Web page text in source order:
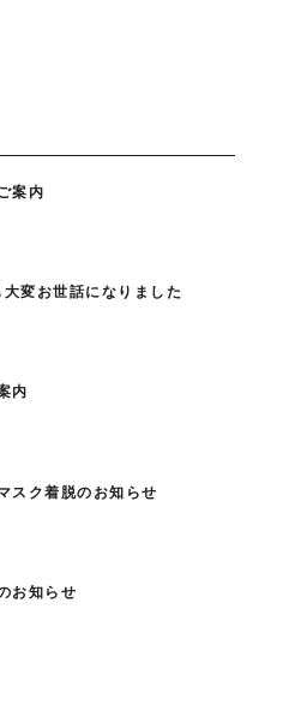
案内
変お世話になりました
内
スク着脱のお知らせ
お知らせ